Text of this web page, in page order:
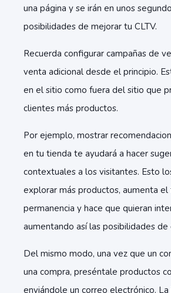
una página y se irán en unos
posibilidades de mejorar tu CLTV.
Recuerda configurar campañas de
venta adicional desde el principio.
en el sitio como fuera del sitio que
clientes más productos.
Por ejemplo, mostrar
en tu tienda te ayudará a hacer
contextuales a los visitantes. Esto
explorar más productos, aumenta
permanencia y hace que quieran
aumentando así las posibilidades de
Del mismo modo, una vez que un
una compra, preséntale productos
enviándole un correo electrónico.